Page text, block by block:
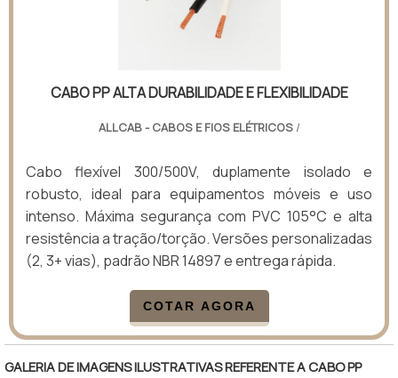
CABO PP ALTA DURABILIDADE E FLEXIBILIDADE
ALLCAB - CABOS E FIOS ELÉTRICOS/
Cabo flexível 300/500V, duplamente isolado e
robusto, ideal para equipamentos móveis e uso
intenso. Máxima segurança com PVC 105°C e alta
resistência a tração/torção. Versões personalizadas
(2, 3+ vias), padrão NBR 14897 e entrega rápida.
COTAR AGORA
GALERIA DE IMAGENS ILUSTRATIVAS REFERENTE A CABO PP